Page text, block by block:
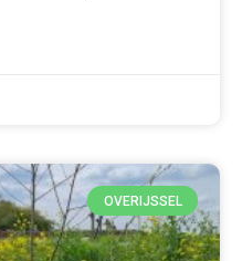
OVERIJSSEL